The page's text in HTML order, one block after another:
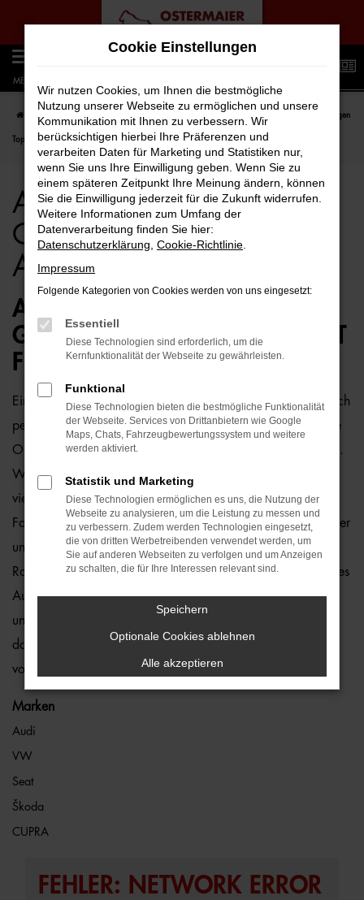
Zum
Hauptinhalt
springen
MENÜ
Startseite Rostock Audi Audi e-tron für Rostock Gebrauchtwagen
Top Angebote
Audi e-tron für Rostock
Gebrauchtwagen Top
Angebote
AUDI E-TRON
GEBRAUCHTWAGEN – PERFEKT
FÜR ROSTOCK GEEIGNET
Ein Audi e-tron Gebrauchtwagen und Rostock passen einfach
perfekt zusammen. Dies ließe sich natürlich auch für andere
Orte sagen, denn dieses Modell überzeugt auf ganzer Linie.
Wir von der Auto-Familie Ostermaier arbeiten bereits seit
vielen Jahren mit Audi und sind von der Qualität der
Fahrzeuge begeistert. Dennoch gehen wir auf Nummer sicher
und schauen bei jedem Audi e-tron Gebrauchtwagen für
Rostock genauestens nach. Konkret bedeutet dies, dass jedes
Auto in unserer Meisterwerkstatt gastiert und dort überprüft
und ggf. repariert und gewartet wird. Unser Credo besteht
darin, dass wir nur erstklassige Fahrzeuge auf die Straßen
von Rostock lassen. Ohne „Wenn und Aber“.
Marken
Audi
VW
Seat
Škoda
CUPRA
FEHLER: NETWORK ERROR
Cookie Einstellungen
Wir nutzen Cookies, um Ihnen die bestmögliche
Nutzung unserer Webseite zu ermöglichen und unsere
Kommunikation mit Ihnen zu verbessern. Wir
berücksichtigen hierbei Ihre Präferenzen und
verarbeiten Daten für Marketing und Statistiken nur,
wenn Sie uns Ihre Einwilligung geben. Wenn Sie zu
einem späteren Zeitpunkt Ihre Meinung ändern, können
Sie die Einwilligung jederzeit für die Zukunft widerrufen.
Weitere Informationen zum Umfang der
Datenverarbeitung finden Sie hier:
Datenschutzerklärung Cookie-Richtlinie
Impressum
Folgende Kategorien von Cookies werden von uns eingesetzt:
Essentiell
Diese Technologien sind erforderlich, um die
Kernfunktionalität der Webseite zu gewährleisten.
Funktional
Diese Technologien bieten die bestmögliche Funktionalität
der Webseite. Services von Drittanbietern wie Google
Maps, Chats, Fahrzeugbewertungssystem und weitere
werden aktiviert.
Statistik und Marketing
Diese Technologien ermöglichen es uns, die Nutzung der
Webseite zu analysieren, um die Leistung zu messen und
zu verbessern. Zudem werden Technologien eingesetzt,
die von dritten Werbetreibenden verwendet werden, um
Sie auf anderen Webseiten zu verfolgen und um Anzeigen
zu schalten, die für Ihre Interessen relevant sind.
Speichern
Optionale Cookies ablehnen
Alle akzeptieren